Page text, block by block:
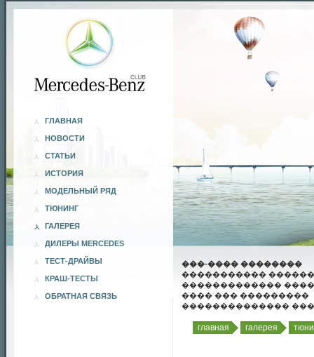
ГЛАВНАЯ
НОВОСТИ
СТАТЬИ
ИСТОРИЯ
МОДЕЛЬНЫЙ РЯД
ТЮНИНГ
ГАЛЕРЕЯ
ДИЛЕРЫ MERCEDES
ТЕСТ-ДРАЙВЫ
КРАШ-ТЕСТЫ
ОБРАТНАЯ СВЯЗЬ
���-���� ��������
�����������
�������������
���� ��� ���������
��������������
главная галерея